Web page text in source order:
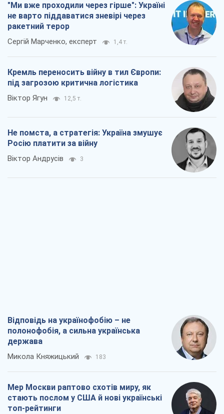
"Ми вже проходили через гірше": Україні
не варто піддаватися зневірі через
ракетний терор
Сергій Марченко, експерт 1,4 т.
Кремль переносить війну в тил Європи:
під загрозою критична логістика
Віктор Ягун 12,5 т.
Не помста, а стратегія: Україна змушує
Росію платити за війну
Віктор Андрусів 3
Відповідь на українофобію – не
полонофобія, а сильна українська
держава
Микола Княжицький 183
Мер Москви раптово схотів миру, як
стають послом у США й нові українські
топ-рейтинги